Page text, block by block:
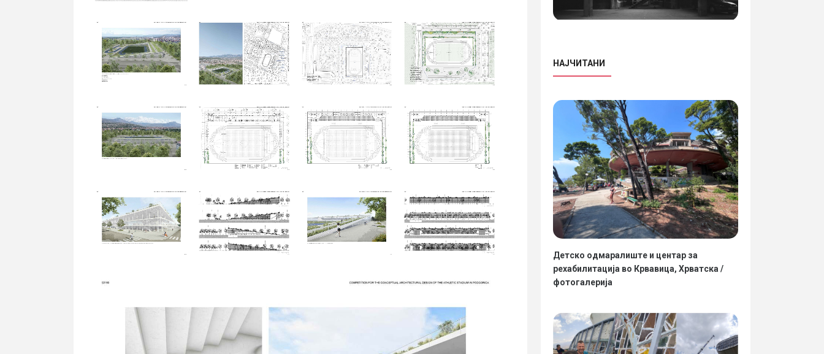
НАЈЧИТАНИ
Детско одмаралиште и центар за
рехабилитација во Крвавица, Хрватска /
фотогалерија